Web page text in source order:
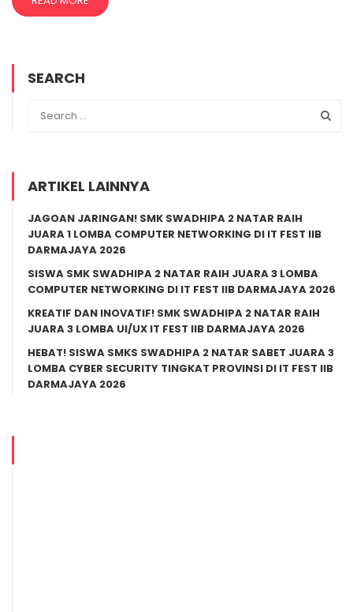
SEARCH
ARTIKEL LAINNYA
JAGOAN JARINGAN! SMK SWADHIPA 2 NATAR RAIH
JUARA 1 LOMBA COMPUTER NETWORKING DI IT FEST IIB
DARMAJAYA 2026
SISWA SMK SWADHIPA 2 NATAR RAIH JUARA 3 LOMBA
COMPUTER NETWORKING DI IT FEST IIB DARMAJAYA 2026
KREATIF DAN INOVATIF! SMK SWADHIPA 2 NATAR RAIH
JUARA 3 LOMBA UI/UX IT FEST IIB DARMAJAYA 2026
HEBAT! SISWA SMKS SWADHIPA 2 NATAR SABET JUARA 3
LOMBA CYBER SECURITY TINGKAT PROVINSI DI IT FEST IIB
DARMAJAYA 2026